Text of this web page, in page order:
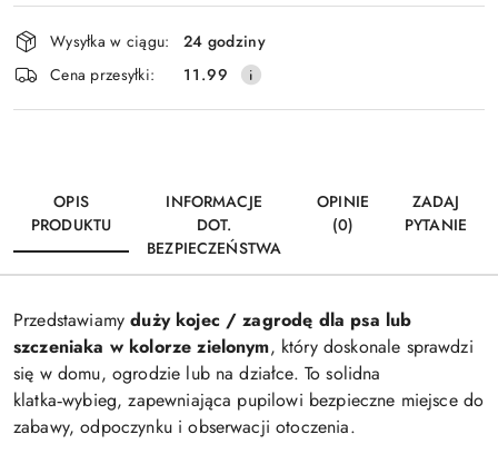
Wyślij
Dostępność
i
dostawa
Wysyłka w ciągu:
24 godziny
Cena przesyłki:
11.99
OPIS
PRODUKTU
INFORMACJE
DOT.
BEZPIECZEŃSTWA
OPINIE
(0)
ZADAJ
PYTANIE
Przedstawiamyduży kojec / zagrodę dla psa lub
szczeniaka w kolorze zielonym, który doskonale sprawdzi
się w domu, ogrodzie lub na działce. To solidna
klatka‑wybieg, zapewniająca pupilowi bezpieczne miejsce do
zabawy, odpoczynku i obserwacji otoczenia.